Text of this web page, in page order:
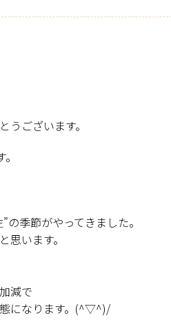
ございます。
季節がやってきました。
います。
減で
になります。(^▽^)/